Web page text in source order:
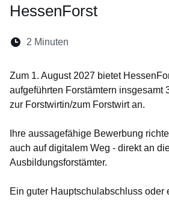
HessenForst
Lesedauer:
2 Minuten
Zum 1. August 2027 bietet
aufgeführten Forstämtern insgesamt
zur Forstwirtin/zum Forstwirt an.
Ihre aussagefähige Bewerbung
auch auf digitalem Weg - direkt an
Ausbildungsforstämter.
Ein guter Hauptschulabschluss oder